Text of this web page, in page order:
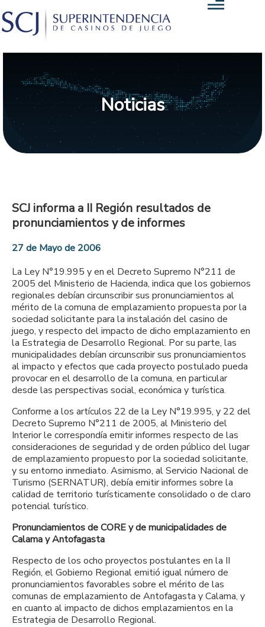
Noticias
SCJ informa a II Región resultados de
pronunciamientos y de informes
27 de Mayo de 2006
La Ley N°19.995 y en el Decreto Supremo N°211 de
2005 del Ministerio de Hacienda, indica que los gobiernos
regionales debían circunscribir sus pronunciamientos al
mérito de la comuna de emplazamiento propuesta por la
sociedad solicitante para la instalación del casino de
juego, y respecto del impacto de dicho emplazamiento en
la Estrategia de Desarrollo Regional. Por su parte, las
municipalidades debían circunscribir sus pronunciamientos
al impacto y efectos que cada proyecto postulado pueda
provocar en el desarrollo de la comuna, en particular
desde las perspectivas social, económica y turística.
Conforme a los artículos 22 de la Ley N°19.995, y 22 del
Decreto Supremo N°211 de 2005, al Ministerio del
Interior le correspondía emitir informes respecto de las
consideraciones de seguridad y de orden público del lugar
de emplazamiento propuesto por la sociedad solicitante,
y su entorno inmediato. Asimismo, al Servicio Nacional de
Turismo (SERNATUR), debía emitir informes sobre la
calidad de territorio turísticamente consolidado o de claro
potencial turístico.
Pronunciamientos de CORE y de municipalidades de
Calama y Antofagasta
Respecto de los ocho proyectos postulantes en la II
Región, el Gobierno Regional emitió igual número de
pronunciamientos favorables sobre el mérito de las
comunas de emplazamiento de Antofagasta y Calama, y
en cuanto al impacto de dichos emplazamientos en la
Estrategia de Desarrollo Regional.